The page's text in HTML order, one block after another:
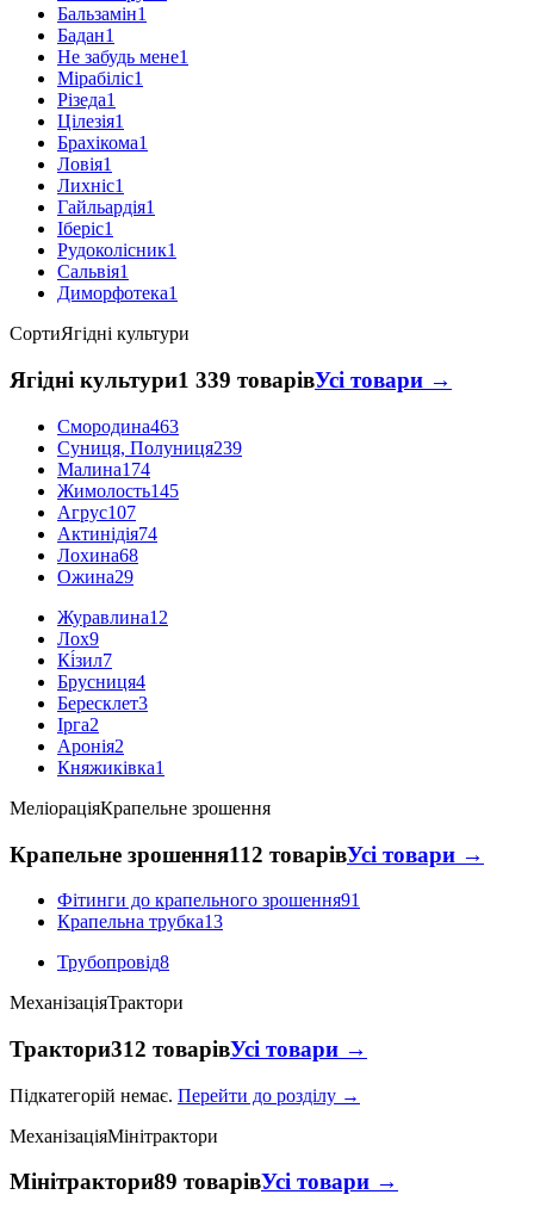
Бальзамін1
Бадан1
Не забудь мене1
Мірабіліс1
Різеда1
Цілезія1
Брахікома1
Ловія1
Лихніс1
Гайльардія1
Іберіс1
Рудоколісник1
Сальвія1
Диморфотека1
СортиЯгідні культури
Ягідні культури1 339 товарівУсі товари →
Смородина463
Суниця, Полуниця239
Малина174
Жимолость145
Агрус107
Актинідія74
Лохина68
Ожина29
Журавлина12
Лох9
Кі́зил7
Брусниця4
Бересклет3
Ірга2
Аронія2
Княжиківка1
МеліораціяКрапельне зрошення
Крапельне зрошення112 товарівУсі товари →
Фітинги до крапельного зрошення91
Крапельна трубка13
Трубопровід8
МеханізаціяТрактори
Трактори312 товарівУсі товари →
Підкатегорій немає. Перейти до розділу →
МеханізаціяМінітрактори
Мінітрактори89 товарівУсі товари →